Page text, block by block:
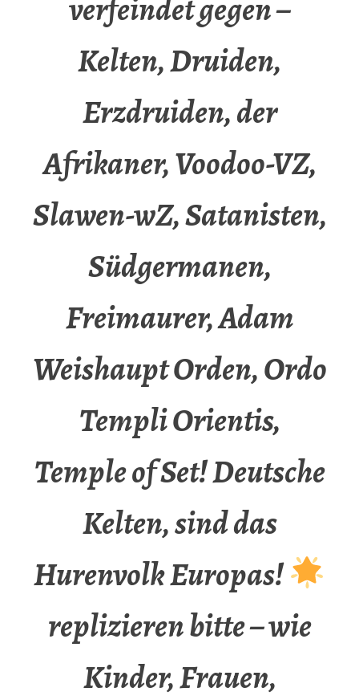
verfeindet gegen –
Kelten, Druiden,
Erzdruiden, der
Afrikaner, Voodoo-VZ,
Slawen-wZ, Satanisten,
Südgermanen,
Freimaurer, Adam
Weishaupt Orden, Ordo
Templi Orientis,
Temple of Set! Deutsche
Kelten, sind das
Hurenvolk Europas!
replizieren bitte – wie
Kinder, Frauen,